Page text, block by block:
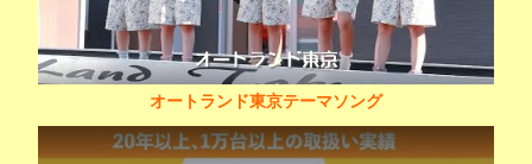
オートランド東京テーマソング